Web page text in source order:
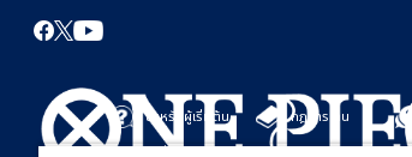
สำหรับผู้เริ่มต้น กฎการเล่น